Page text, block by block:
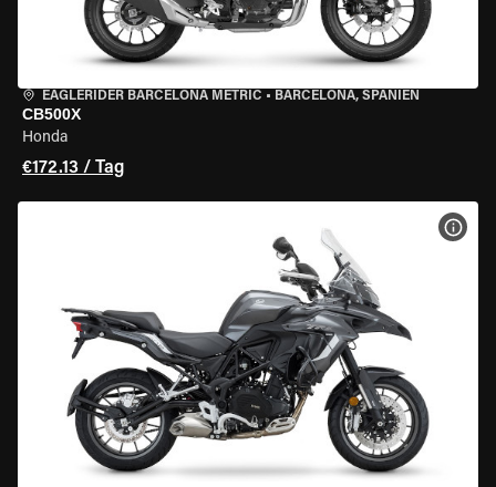
EAGLERIDER BARCELONA METRIC • BARCELONA, SPANIEN
CB500X
Honda
€172.13 / Tag